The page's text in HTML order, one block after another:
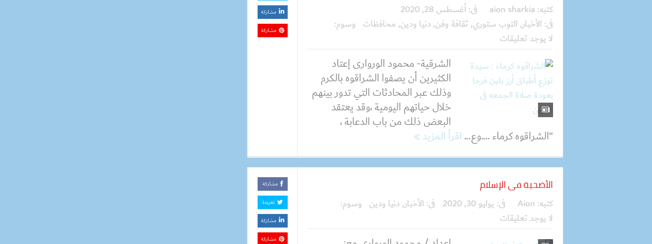
كتبه: aion sharkia فى:أغسطس 28, 2020
فى: الأخبار, التوب ستوري, ثقافة وفن, دنيا ودين, محافظات وسوم:
لا يوجد تعليقات
الشرقية- محمود الوروارى إعتاد
الكثيرين أن يصفوا الشراقوه بالكرم
وذلك عبر المحادثات التي تدور بينهم
خلال حياتهم اليومية ،وقد يعتقد
البعض ذلك من باب الدعابة ،
“الشراقوه كرماء ….وع...اقرأ المزيد
مشاركة
مشاركة
الأضحية فى الإسلام
كتبه: Aion فى: يوليو 30, 2020 فى: الأخبار, دنيا ودين وسوم:
لا يوجد تعليقات
مشاركة
تغريدة
مشاركة
مشاركة